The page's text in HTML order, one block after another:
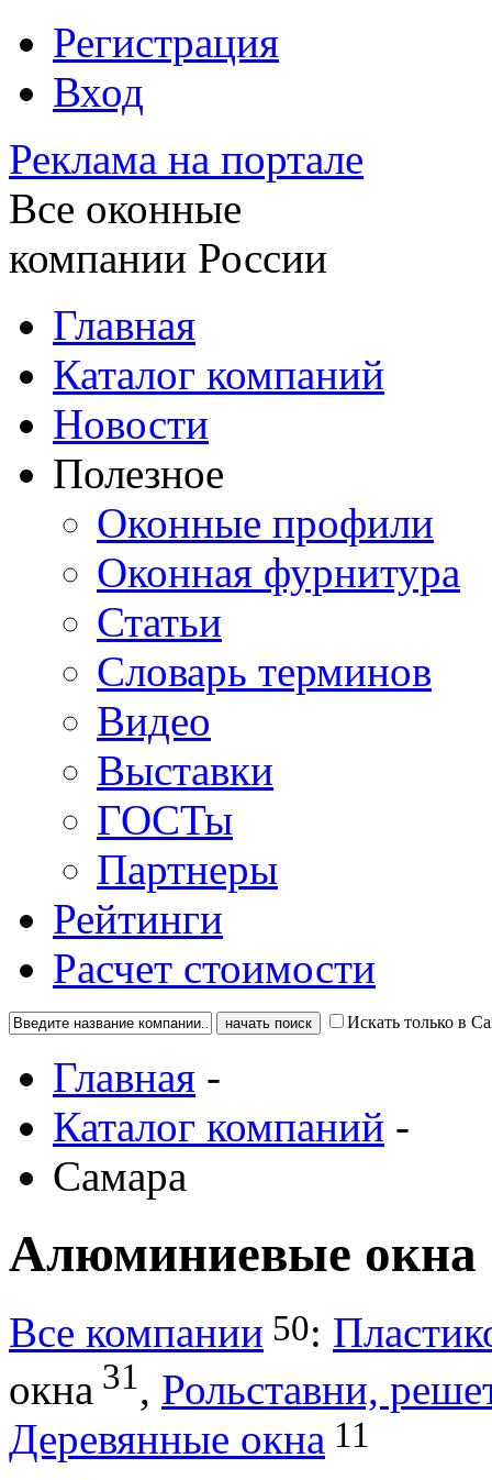
Регистрация
Вход
Реклама на портале
Все оконные
компании России
Главная
Каталог компаний
Новости
Полезное
Оконные профили
Оконная фурнитура
Статьи
Словарь терминов
Видео
Выставки
ГОСТы
Партнеры
Рейтинги
Расчет стоимости
Искать только в
Главная -
Каталог компаний -
Самара
Алюминиевые окна
Все компании 50:
окна 31, Рольставни,
Деревянные окна 11